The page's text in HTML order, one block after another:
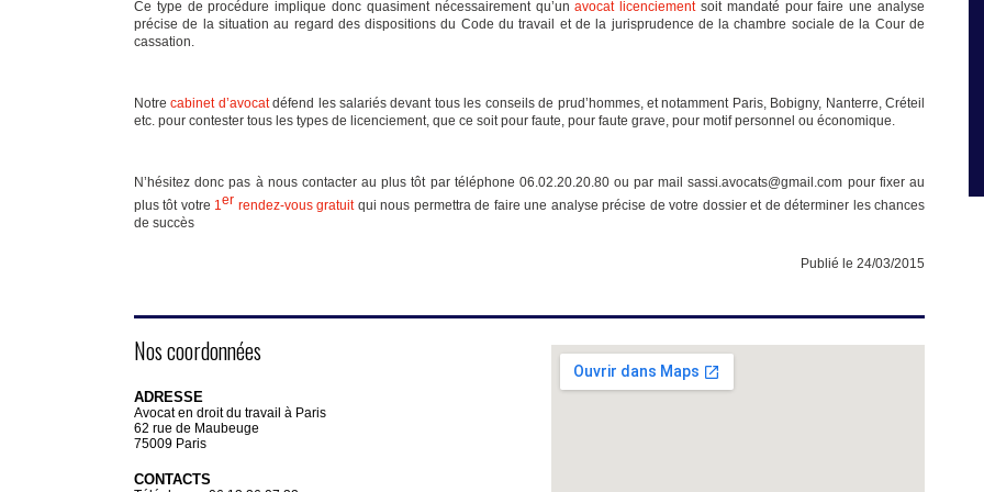
Ce type de procédure implique donc quasiment nécessairement qu’unavocat licenciement soit mandaté pour faire une analyse
précise de la situation au regard des dispositions du Code du travail et de la jurisprudence de la chambre sociale de la Cour de
cassation.
Notrecabinet d’avocatdéfend les salariés devant tous les conseils de prud’hommes, et notamment Paris, Bobigny, Nanterre, Créteil
etc. pour contester tous les types de licenciement, que ce soit pour faute, pour faute grave, pour motif personnel ou économique.
N’hésitez donc pas à nous contacter au plus tôt par téléphone 06.02.20.20.80 ou par mail sassi.avocats@gmail.com pour fixer au
plus tôt votre 1er rendez-vous gratuit qui nous permettra de faire une analyse précise de votre dossier et de déterminer les chances
de succès
Publié le 24/03/2015
Nos coordonnées
ADRESSE
Avocat en droit du travail à Paris
62 rue de Maubeuge
75009 Paris
CONTACTS
Par Me Sassi, avocat en droit du travail (www.avocat-
GÉOLOCALISATION DES VÉHICULES
technologies nouvelles. Le monde du travail n’est...